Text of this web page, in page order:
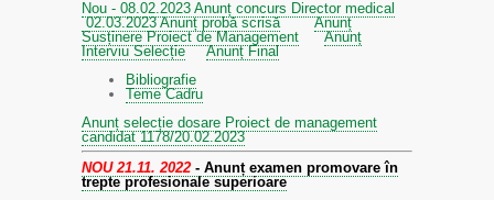
Nou - 08.02.2023 Anunț concurs Director medical
02.03.2023 Anunț probă scrisă
Anunț
Susținere Proiect de Management
Anunț
Interviu Selecție
Anunț Final
Bibliografie
Teme Cadru
Anunț selecție dosare Proiect de management
candidat 1178/20.02.2023
NOU 21.11. 2022 - Anunț examen promovare în
trepte profesionale superioare